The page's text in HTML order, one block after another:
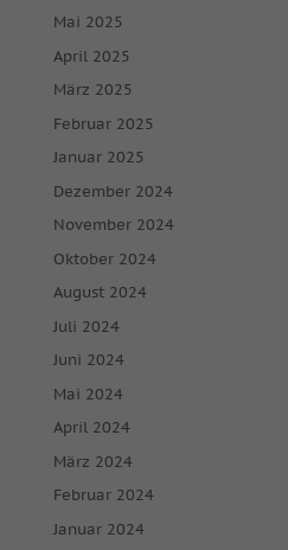
Mai 2025
April 2025
März 2025
Februar 2025
Januar 2025
Dezember 2024
November 2024
Oktober 2024
August 2024
Juli 2024
Juni 2024
Mai 2024
April 2024
März 2024
Februar 2024
Januar 2024